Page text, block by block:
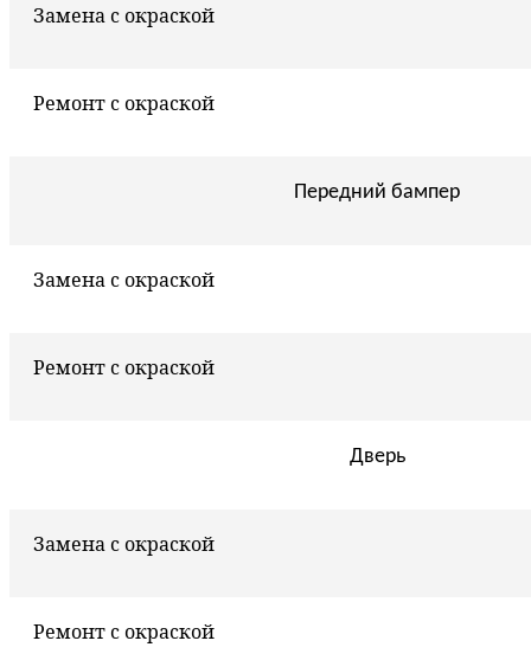
Замена с окраской
Ремонт с окраской
Передний бампер
Замена с окраской
Ремонт с окраской
Дверь
Замена с окраской
Ремонт с окраской